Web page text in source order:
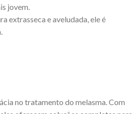
jovem.
extrasseca e aveludada, ele é
no tratamento do melasma. Com